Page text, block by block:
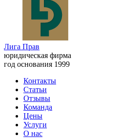
Лига Прав
юридическая фирма
год основания 1999
Контакты
Статьи
Отзывы
Команда
Цены
Услуги
О нас